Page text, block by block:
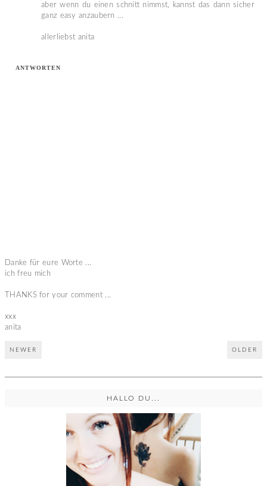
aber wenn du einen schnitt nimmst, kannst das dann sicher
ganz easy anzaubern ...
allerliebst anita
ANTWORTEN
Danke für eure Worte ...
ich freu mich
THANKS for your comment ...
xxx
anita
NEWER OLDER
HALLO DU...